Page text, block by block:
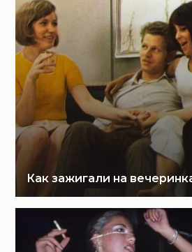
Как зажигали на